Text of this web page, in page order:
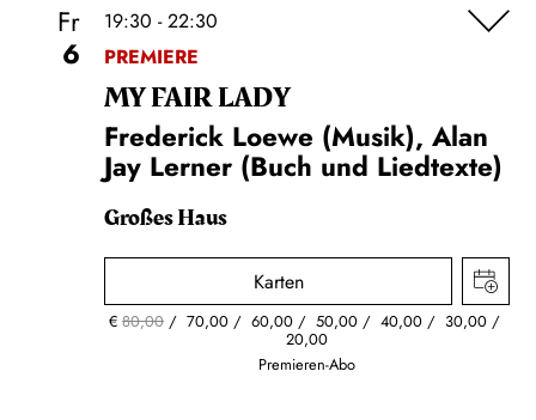
Fr
6
19:30 - 22:30
PREMIERE
MY FAIR LADY
Frederick Loewe (Musik), Alan
Jay Lerner (Buch und Liedtexte)
Großes Haus
Karten
€80,00 70,00 60,00 50,00 40,00 30,00
20,00
Premieren-Abo